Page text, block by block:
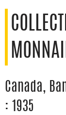
Canada,
: 1935